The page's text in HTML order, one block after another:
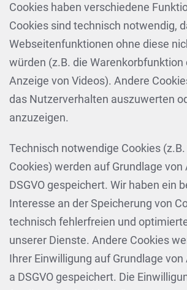
Cookies haben verschiedene
Cookies sind technisch notwendig,
Webseitenfunktionen ohne diese
würden (z.B. die Warenkorbfunktion
Anzeige von Videos). Andere
das Nutzerverhalten auszuwerten
anzuzeigen.
Technisch notwendige Cookies
Cookies) werden auf Grundlage von
DSGVO gespeichert. Wir haben ein
Interesse an der Speicherung von
technisch fehlerfreien und
unserer Dienste. Andere Cookies
Ihrer Einwilligung auf Grundlage von
a DSGVO gespeichert. Die